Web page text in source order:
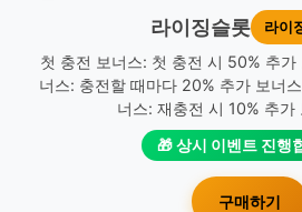
라이징슬롯 라이
첫 충전 보너스: 첫 충전 시 50% 추가
너스: 충전할 때마다 20% 추가 보너
너스: 재충전 시 10% 추가
🎁 상시 이벤트 진행
구매하기